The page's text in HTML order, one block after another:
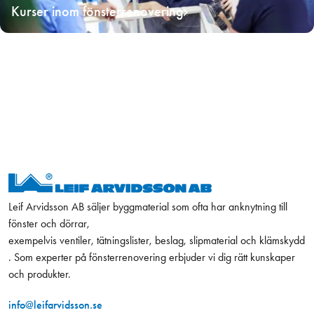
Kurser inom fönsterrenovering
Leif Arvidsson AB säljer byggmaterial som ofta har anknytning till
fönster och dörrar,
exempelvis ventiler, tätningslister, beslag, slipmaterial och klämskydd
. Som experter på fönsterrenovering erbjuder vi dig rätt kunskaper
och produkter.
info@leifarvidsson.se